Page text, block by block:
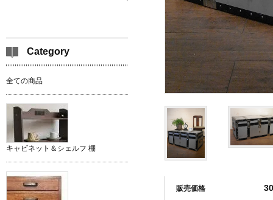
販売価格
Category
全ての商品
キャビネット＆シェルフ 棚